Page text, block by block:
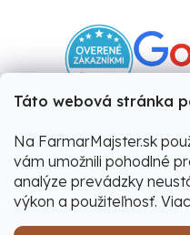
Táto webová stránka
Na FarmarMajster.sk
vám umožnili pohodlné
analýze prevádzky
výkon a použiteľnosť.